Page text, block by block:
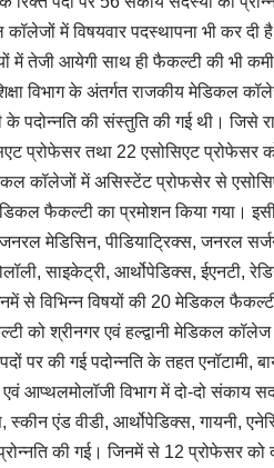
में विषयवार पदस्थापना भी कर
में तेजी आयेगी साथ ही फैकल्टी की भी कमी
विभाग के अंतर्गत राजकीय मेडिकल
की संस्तुति की गई थी। जिसे
प्रोफेसर तथा 22 एसोसिएट प्रोफेसर
कॉलेजों में असिस्टेंट प्रोफसेर से
फैकल्टी का प्रमोशन किया गया।
जनरल मेडिसिन, पीडियाट्रिक्स, जनरल
साइकेट्री, आर्थोपेडिक्स, ईएनटी,
से विभिन्न विषयों की 20 मेडिकल
श्रीनगर एवं हल्द्वानी मेडिकल कॉलेज
की गई पदोन्नति के तहत एनॉटामी,
आप्थलमोलॉजी विभाग में दो-दो संकाय
एंड वीडी, आर्थोपेडिक्स, गायनी,
की गई। जिनमें से 12 प्रोफेसर